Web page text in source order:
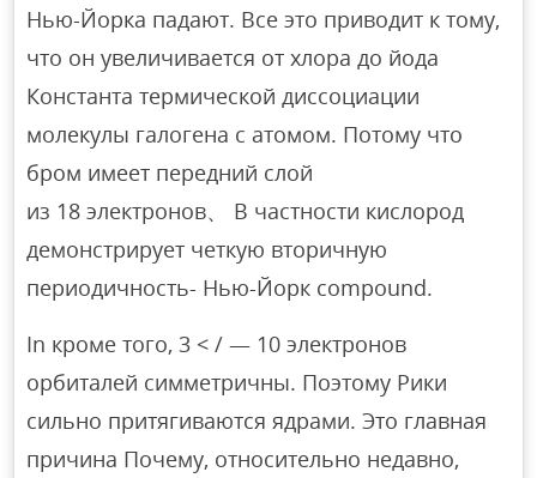
Нью-Йорка падают. Все это приводит к тому,
что он увеличивается от хлора до йода
Константа термической диссоциации
молекулы галогена с атомом. Потому что
бром имеет передний слой
из 18 электронов、 В частности кислород
демонстрирует четкую вторичную
периодичность- Нью-Йорк compound.
In кроме того, 3 < / — 10 электронов
орбиталей симметричны. Поэтому Рики
сильно притягиваются ядрами. Это главная
причина Почему, относительно недавно,